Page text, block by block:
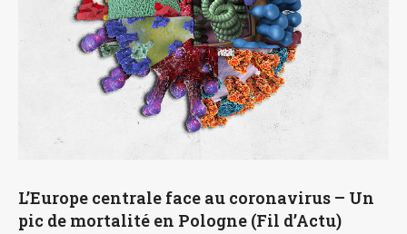
L’Europe centrale face au coronavirus – Un
pic de mortalité en Pologne (Fil d’Actu)